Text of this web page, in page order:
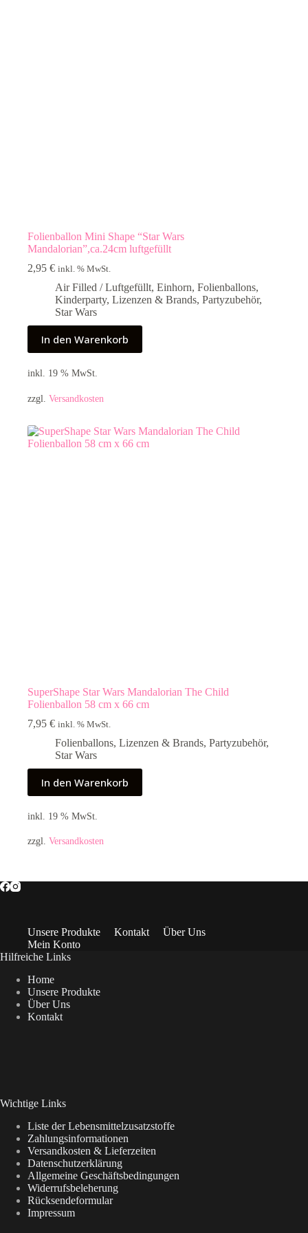
Folienballon Mini Shape “Star Wars
Mandalorian”,ca.24cm luftgefüllt
2,95 € inkl. % MwSt.
Air Filled / Luftgefüllt, Einhorn, Folienballons,
Kinderparty, Lizenzen & Brands, Partyzubehör,
Star Wars
In den Warenkorb
inkl. 19 % MwSt.
zzgl. Versandkosten
SuperShape Star Wars Mandalorian The Child
Folienballon 58 cm x 66 cm
7,95 € inkl. % MwSt.
Folienballons, Lizenzen & Brands, Partyzubehör,
Star Wars
In den Warenkorb
inkl. 19 % MwSt.
zzgl. Versandkosten
Unsere Produkte Kontakt
Über Uns
Mein Konto
Hilfreiche Links
Home
Unsere Produkte
Über Uns
Kontakt
Wichtige Links
Liste der Lebensmittelzusatzstoffe
Zahlungsinformationen
Versandkosten & Lieferzeiten
Datenschutzerklärung
Allgemeine Geschäftsbedingungen
Widerrufsbeleherung
Rücksendeformular
Impressum